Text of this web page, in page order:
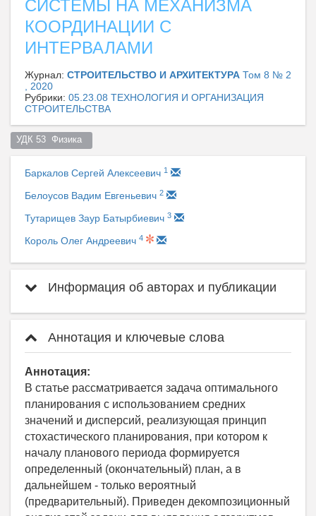
СИСТЕМЫ НА МЕХАНИЗМА
КООРДИНАЦИИ С
ИНТЕРВАЛАМИ
Журнал: СТРОИТЕЛЬСТВО И АРХИТЕКТУРА Том 8 № 2
, 2020
Рубрики: 05.23.08 ТЕХНОЛОГИЯ И ОРГАНИЗАЦИЯ
СТРОИТЕЛЬСТВА
УДК 53  Физика
Баркалов Сергей Алексеевич 1
Белоусов Вадим Евгеньевич 2
Тутарищев Заур Батырбиевич 3
Король Олег Андреевич 4
Информация об авторах и публикации
Аннотация и ключевые слова
Аннотация:
В статье рассматривается задача оптимального
планирования с использованием средних
значений и дисперсий, реализующая принцип
стохастического планирования, при котором к
началу планового периода формируется
определенный (окончательный) план, а в
дальнейшем - только вероятный
(предварительный). Приведен декомпозиционный